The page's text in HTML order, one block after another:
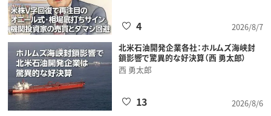
2026/8/7
4
北米石油開発企業各社：ホルムズ海峡封
鎖影響で驚異的な好決算（西 勇太郎）
西 勇太郎
2026/8/6
13